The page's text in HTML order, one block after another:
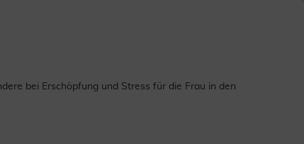
bei Erschöpfung und Stress für die Frau in den